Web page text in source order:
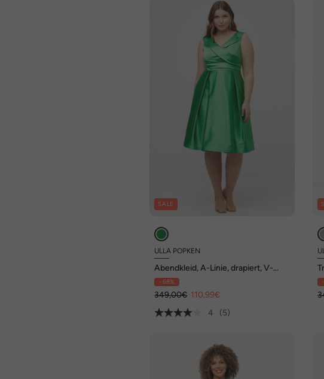
SALE
ULLA POPKEN
Abendkleid, A-Linie, drapiert, V-
Ausschnitt, ärmellos
- 68%
349,00€ 110,99€
4
(5)